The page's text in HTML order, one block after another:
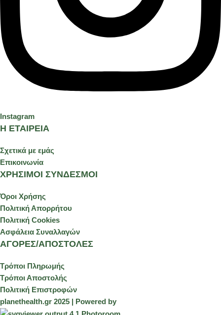
Instagram
Η ΕΤΑΙΡΕΙΑ
Σχετικά με εμάς
Επικοινωνία
ΧΡΗΣΙΜΟΙ ΣΥΝΔΕΣΜΟΙ
Όροι Χρήσης
Πολιτική Απορρήτου
Πολιτική Cookies
Ασφάλεια Συναλλαγών
ΑΓΟΡΕΣ/ΑΠΟΣΤΟΛΕΣ
Τρόποι Πληρωμής
Τρόποι Αποστολής
Πολιτική Επιστροφών
planethealth.gr 2025 | Powered by